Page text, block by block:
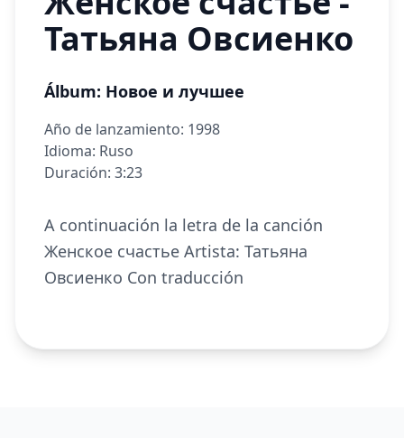
Татьяна Овсиенко
Álbum: Новое и лучшее
Año de lanzamiento: 1998
Idioma: Ruso
Duración: 3:23
A continuación la letra de la canción
Женское счастье Artista: Татьяна
Овсиенко Con traducción